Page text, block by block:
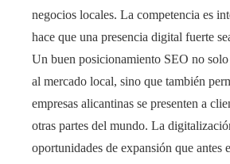
negocios locales. La competencia es
hace que una presencia digital fuerte
Un buen posicionamiento SEO no
al mercado local, sino que también
empresas alicantinas se presenten a
otras partes del mundo. La
oportunidades de expansión que antes